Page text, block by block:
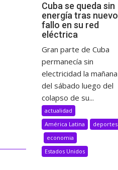
Cuba se queda sin
energía tras nuevo
fallo en su red
eléctrica
Gran parte de Cuba
permanecía sin
electricidad la mañana
del sábado luego del
colapso de su...
actualidad
América Latina
deportes
economia
Estados Unidos